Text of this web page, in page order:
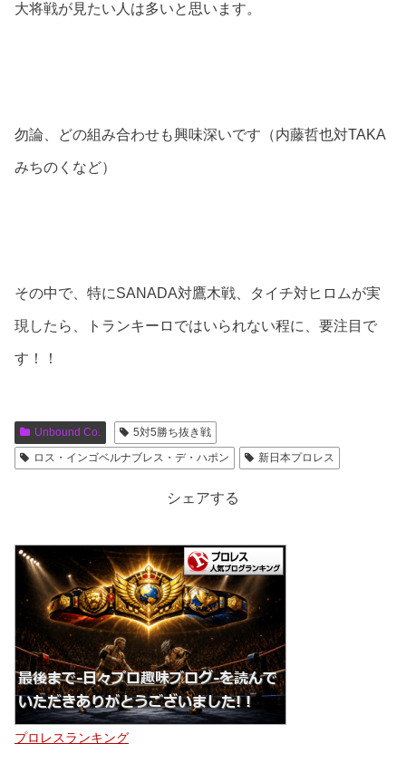
大将戦が見たい人は多いと思います。
勿論、どの組み合わせも興味深いです（内藤哲也対TAKA
みちのくなど）
その中で、特にSANADA対鷹木戦、タイチ対ヒロムが実
現したら、トランキーロではいられない程に、要注目で
す！！
Unbound Co.
5対5勝ち抜き戦
ロス・インゴベルナブレス・デ・ハポン
新日本プロレス
シェアする
プロレスランキング